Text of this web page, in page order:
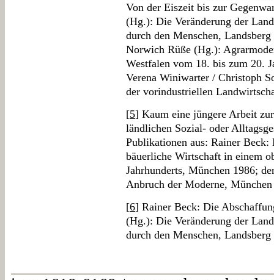
Von der Eiszeit bis zur
(Hg.): Die Veränderung der
durch den Menschen,
Norwich Rüße (Hg.):
Westfalen vom 18. bis zum 20.
Verena Winiwarter / Christoph
der vorindustriellen
[5] Kaum eine jüngere Arbeit
ländlichen Sozial- oder
Publikationen aus: Rainer
bäuerliche Wirtschaft in einem
Jahrhunderts, München 1986;
Anbruch der Moderne,
[6] Rainer Beck: Die
(Hg.): Die Veränderung der
durch den Menschen,